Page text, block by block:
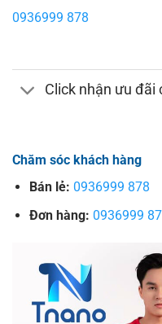
0936999 878
Click nhận ưu đãi
Chăm sóc khách hàng
Bán lẻ: 0936999 878
Đơn hàng: 0936999